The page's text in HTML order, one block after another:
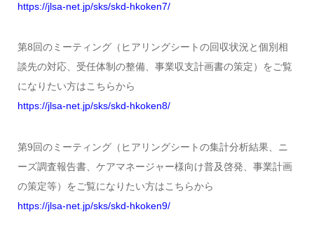
https://jlsa-net.jp/sks/skd-hkoken7/
第8回のミーティング（ヒアリングシートの回収状況と個別相
談先の対応、受任体制の整備、事業収支計画書の策定）をご覧
になりたい方はこちらから
https://jlsa-net.jp/sks/skd-hkoken8/
第9回のミーティング（ヒアリングシートの集計分析結果、ニ
ーズ調査報告書、ケアマネージャー様向け普及啓発、事業計画
の策定等）をご覧になりたい方はこちらから
https://jlsa-net.jp/sks/skd-hkoken9/